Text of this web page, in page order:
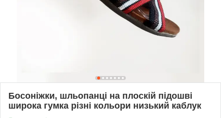
Босоніжки, шльопанці на плоскій підошві
широка гумка різні кольори низький каблук